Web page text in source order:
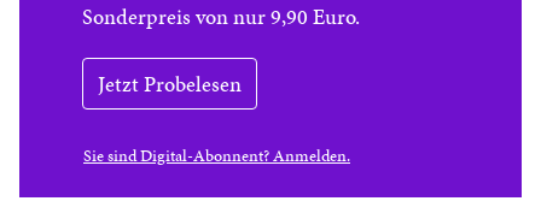
Sonderpreis von nur 9,90 Euro.
Jetzt Probelesen
Sie sind Digital-Abonnent? Anmelden.